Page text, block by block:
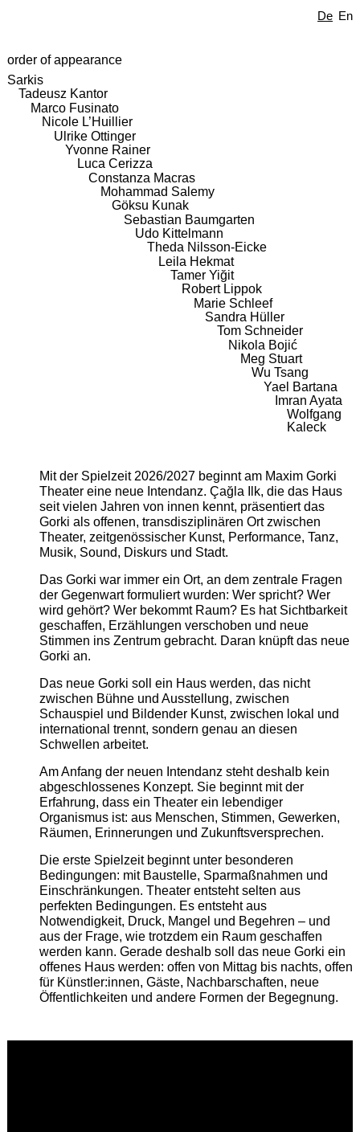
De En
order of appearance
Sarkis
Tadeusz Kantor
Marco Fusinato
Nicole L’Huillier
Ulrike Ottinger
Yvonne Rainer
Luca Cerizza
Constanza Macras
Mohammad Salemy
Göksu Kunak
Sebastian Baumgarten
Udo Kittelmann
Theda Nilsson-Eicke
Leila Hekmat
Tamer Yiğit
Robert Lippok
Marie Schleef
Sandra Hüller
Tom Schneider
Nikola Bojić
Meg Stuart
Wu Tsang
Yael Bartana
Imran Ayata
Wolfgang
Kaleck
Mit der Spielzeit 2026/2027 beginnt am Maxim Gorki
Theater eine neue Intendanz. Çağla Ilk, die das Haus
seit vielen Jahren von innen kennt, präsentiert das
Gorki als offenen, transdisziplinären Ort zwischen
Theater, zeitgenössischer Kunst, Performance, Tanz,
Musik, Sound, Diskurs und Stadt.
Das Gorki war immer ein Ort, an dem zentrale Fragen
der Gegenwart formuliert wurden: Wer spricht? Wer
wird gehört? Wer bekommt Raum? Es hat Sichtbarkeit
geschaffen, Erzählungen verschoben und neue
Stimmen ins Zentrum gebracht. Daran knüpft das neue
Gorki an.
Das neue Gorki soll ein Haus werden, das nicht
zwischen Bühne und Ausstellung, zwischen
Schauspiel und Bildender Kunst, zwischen lokal und
international trennt, sondern genau an diesen
Schwellen arbeitet.
Am Anfang der neuen Intendanz steht deshalb kein
abgeschlossenes Konzept. Sie beginnt mit der
Erfahrung, dass ein Theater ein lebendiger
Organismus ist: aus Menschen, Stimmen, Gewerken,
Räumen, Erinnerungen und Zukunftsversprechen.
Die erste Spielzeit beginnt unter besonderen
Bedingungen: mit Baustelle, Sparmaßnahmen und
Einschränkungen. Theater entsteht selten aus
perfekten Bedingungen. Es entsteht aus
Notwendigkeit, Druck, Mangel und Begehren – und
aus der Frage, wie trotzdem ein Raum geschaffen
werden kann. Gerade deshalb soll das neue Gorki ein
offenes Haus werden: offen von Mittag bis nachts, offen
für Künstler:innen, Gäste, Nachbarschaften, neue
Öffentlichkeiten und andere Formen der Begegnung.